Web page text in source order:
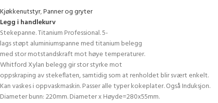
Kjøkkenutstyr,Panner og gryter
Legg i handlekurv
Stekepanne. Titanium Professional. 5-
lags støpt aluminiumspanne med titanium belegg
med stor motstandskraft mot høye temperaturer.
Whitford Xylan belegg gir stor styrke mot
oppskraping av stekeflaten, samtidig som at renholdet blir svært enkelt.
Kan vaskes i oppvaskmaskin. Passer alle typer kokeplater. Også Induksjon.
Diameter bunn: 220mm. Diameter x Høyde=280x55mm.